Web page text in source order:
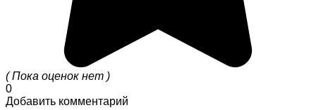
( Пока оценок нет )
0
Добавить комментарий